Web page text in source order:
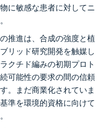
に敏感な患者に対してニ
推進は、合成の強度と植
リッド研究開発を触媒し
クチド編みの初期プロト
可能性の要求の間の信頼
。まだ商業化されていま
準を環境的資格に向けて